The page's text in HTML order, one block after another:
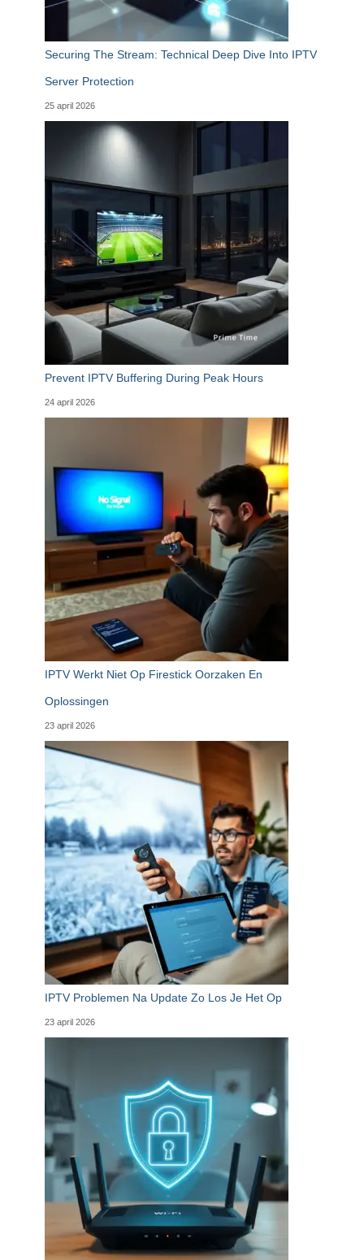
Securing The Stream: Technical Deep Dive Into IPTV
Server Protection
25 april 2026
Prevent IPTV Buffering During Peak Hours
24 april 2026
IPTV Werkt Niet Op Firestick Oorzaken En
Oplossingen
23 april 2026
IPTV Problemen Na Update Zo Los Je Het Op
23 april 2026